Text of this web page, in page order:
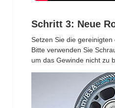
Schritt 3: Neue
Setzen Sie die
Bitte verwenden Sie
um das Gewinde nicht zu